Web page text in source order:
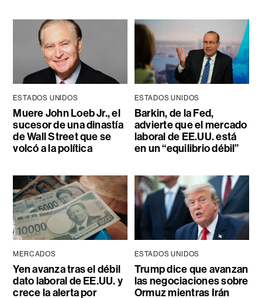
ESTADOS UNIDOS
Muere John Loeb Jr., el
sucesor de una dinastía
de Wall Street que se
volcó a la política
ESTADOS UNIDOS
Barkin, de la Fed,
advierte que el mercado
laboral de EE.UU. está
en un “equilibrio débil”
MERCADOS
Yen avanza tras el débil
dato laboral de EE.UU. y
crece la alerta por
ESTADOS UNIDOS
Trump dice que avanzan
las negociaciones sobre
Ormuz mientras Irán